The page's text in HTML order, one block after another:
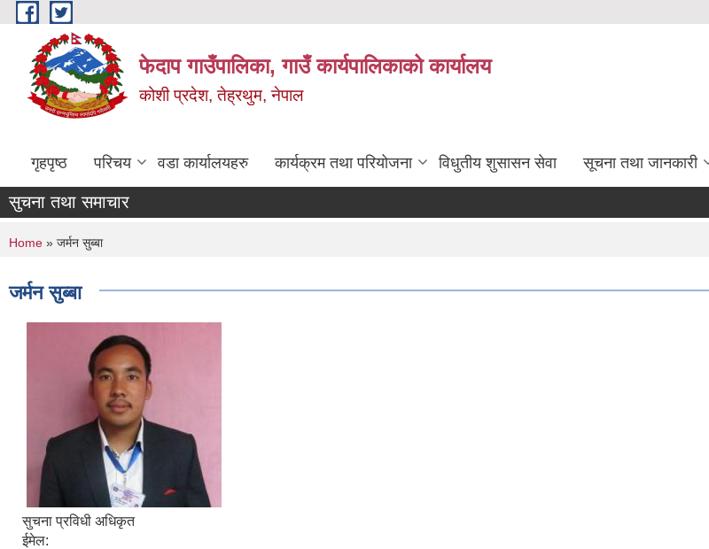
Skip to main content
फेदाप गाउँपालिका, गाउँ कार्यपालिकाको कार्यालय
कोशी प्रदेश, तेह्रथुम, नेपाल
गृहपृष्ठ परिचय वडा कार्यालयहरु कार्यक्रम तथा परियोजना विधुतीय शुसासन सेवा सूचना तथा जानकारी
सुचना तथा समाचार
You are here
Home » जर्मन सुब्बा
जर्मन सुब्बा
सुचना प्रविधी अधिकृत
ईमेल: